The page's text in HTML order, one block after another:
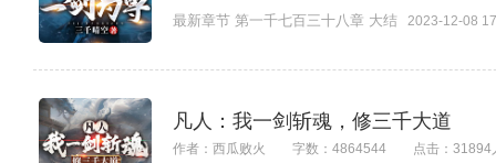
最新章节 第一千七百三十八章 大结
2023-12-08
凡人：我一剑斩魂，修三千大道
作者：西瓜败火 字数：4864544 点击：31894